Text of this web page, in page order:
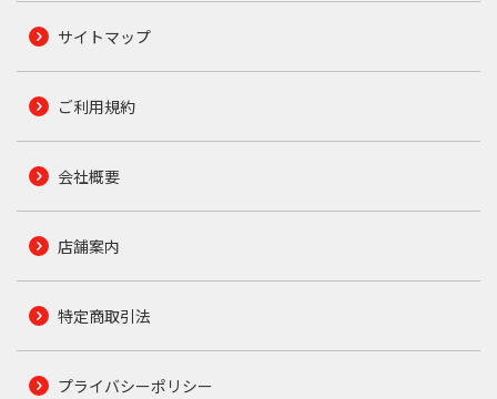
サイトマップ
ご利用規約
会社概要
店舗案内
特定商取引法
プライバシーポリシー